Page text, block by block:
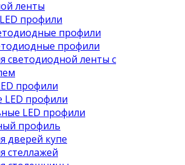
ленты
профили
профили
профили
светодиодной ленты с
профили
LED профили
LED профили
профиль
дверей купе
стеллажей